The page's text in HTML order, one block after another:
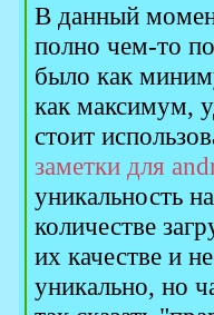
В данный
полно чем-то
было как
как максимум,
стоит
заметки для
уникальность
количестве
их качестве и
уникально, но